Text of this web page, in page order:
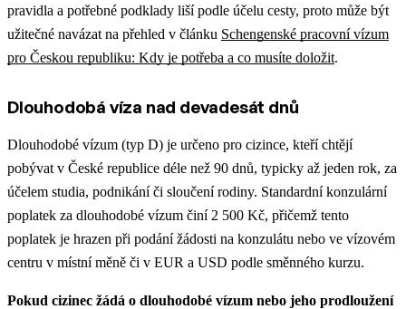
pravidla a potřebné podklady liší podle účelu cesty, proto může být
užitečné navázat na přehled v článku Schengenské pracovní vízum
pro Českou republiku: Kdy je potřeba a co musíte doložit.
Dlouhodobá víza nad devadesát dnů
Dlouhodobé vízum (typ D) je určeno pro cizince, kteří chtějí
pobývat v České republice déle než 90 dnů, typicky až jeden rok, za
účelem studia, podnikání či sloučení rodiny. Standardní konzulární
poplatek za dlouhodobé vízum činí 2 500 Kč, přičemž tento
poplatek je hrazen při podání žádosti na konzulátu nebo ve vízovém
centru v místní měně či v EUR a USD podle směnného kurzu.
Pokud cizinec žádá o dlouhodobé vízum nebo jeho prodloužení